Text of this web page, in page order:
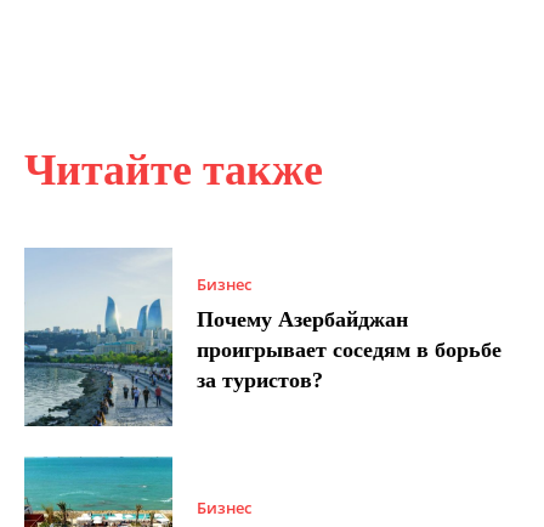
Читайте также
Бизнес
Почему Азербайджан
проигрывает соседям в борьбе
за туристов?
Бизнес